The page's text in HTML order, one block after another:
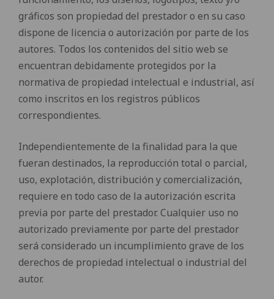
gráficos son propiedad del prestador o en su caso
dispone de licencia o autorización por parte de los
autores. Todos los contenidos del sitio web se
encuentran debidamente protegidos por la
normativa de propiedad intelectual e industrial, así
como inscritos en los registros públicos
correspondientes.
Independientemente de la finalidad para la que
fueran destinados, la reproducción total o parcial,
uso, explotación, distribución y comercialización,
requiere en todo caso de la autorización escrita
previa por parte del prestador. Cualquier uso no
autorizado previamente por parte del prestador
será considerado un incumplimiento grave de los
derechos de propiedad intelectual o industrial del
autor.